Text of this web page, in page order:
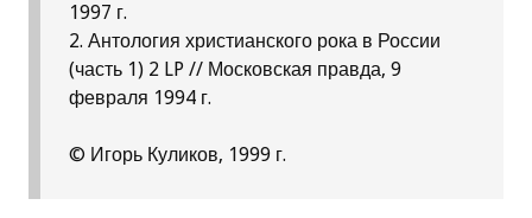
1997 г.
2. Антология христианского рока в России
(часть 1) 2 LP // Московская правда, 9
февраля 1994 г.
© Игорь Куликов, 1999 г.